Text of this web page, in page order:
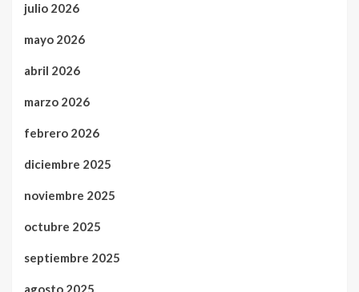
julio 2026
mayo 2026
abril 2026
marzo 2026
febrero 2026
diciembre 2025
noviembre 2025
octubre 2025
septiembre 2025
agosto 2025